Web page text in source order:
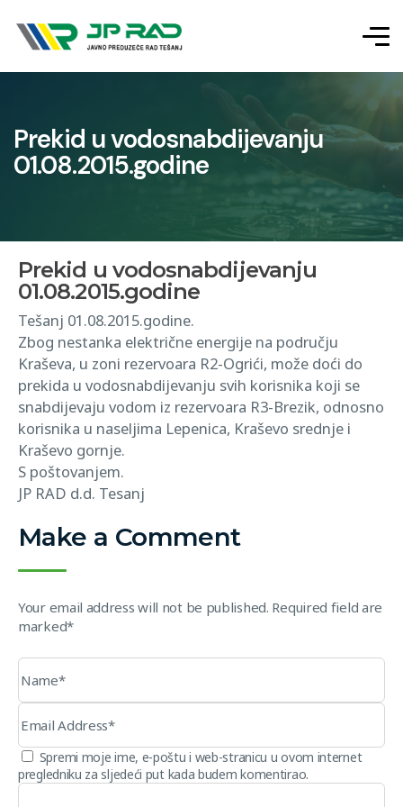
Prekid u vodosnabdijevanju
01.08.2015.godine
Prekid u vodosnabdijevanju
01.08.2015.godine
Tešanj 01.08.2015.godine.
Zbog nestanka električne energije na području
Kraševa, u zoni rezervoara R2-Ogrići, može doći do
prekida u vodosnabdijevanju svih korisnika koji se
snabdijevaju vodom iz rezervoara R3-Brezik, odnosno
korisnika u naseljima Lepenica, Kraševo srednje i
Kraševo gornje.
S poštovanjem.
JP RAD d.d. Tesanj
Make a Comment
Your email address will not be published. Required field are
marked*
Spremi moje ime, e-poštu i web-stranicu u ovom internet
pregledniku za sljedeći put kada budem komentirao.